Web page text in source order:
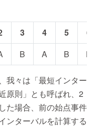
3 4 5
6
B A B B
我々は「最短インター
原則」とも呼ばれ、2
た場合、前の始点事件
ンターバルを計算する